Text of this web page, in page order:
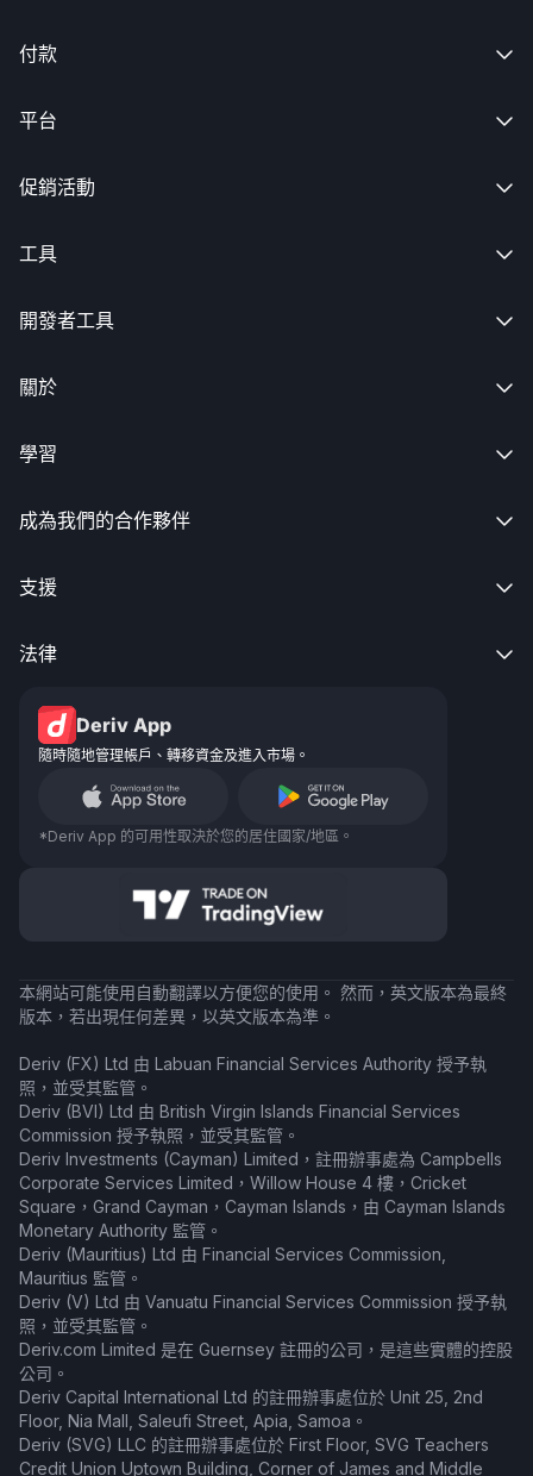
付款 
平台 
促銷活動 
工具 
開發者工具 
關於 
學習 
成為我們的合作夥伴 
支援 
法律 
Deriv App
隨時隨地管理帳戶、轉移資金及進入市場。
*Deriv App 的可用性取決於您的居住國家/地區。
本網站可能使用自動翻譯以方便您的使用。 然而，英文版本為最終
版本，若出現任何差異，以英文版本為準。
Deriv (FX) Ltd 由 Labuan Financial Services Authority 授予執
照，並受其監管。
Deriv (BVI) Ltd 由 British Virgin Islands Financial Services
Commission 授予執照，並受其監管。
Deriv Investments (Cayman) Limited，註冊辦事處為 Campbells
Corporate Services Limited，Willow House 4 樓，Cricket
Square，Grand Cayman，Cayman Islands，由 Cayman Islands
Monetary Authority 監管。
Deriv (Mauritius) Ltd 由 Financial Services Commission,
Mauritius 監管。
Deriv (V) Ltd 由 Vanuatu Financial Services Commission 授予執
照，並受其監管。
Deriv.com Limited 是在 Guernsey 註冊的公司，是這些實體的控股
公司。
Deriv Capital International Ltd 的註冊辦事處位於 Unit 25, 2nd
Floor, Nia Mall, Saleufi Street, Apia, Samoa。
Deriv (SVG) LLC 的註冊辦事處位於 First Floor, SVG Teachers
Credit Union Uptown Building, Corner of James and Middle